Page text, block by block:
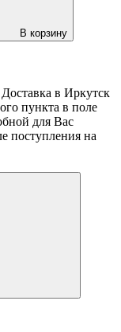
В корзину
Доставка в Иркутск
пункта в поле
для Вас
поступления на